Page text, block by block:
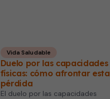
Vida Saludable
Duelo por las capacidades
físicas: cómo afrontar esta
pérdida
El duelo por las capacidades